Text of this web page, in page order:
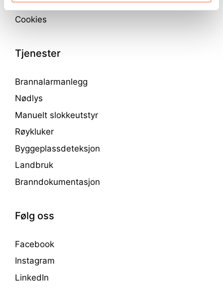
Personvern
Cookies
Tjenester
Brannalarmanlegg
Nødlys
Manuelt slokkeutstyr
Røykluker
Byggeplassdeteksjon
Landbruk
Branndokumentasjon
Følg oss
Facebook
Instagram
LinkedIn